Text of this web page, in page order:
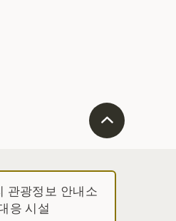
관광정보 안내소
응 시설